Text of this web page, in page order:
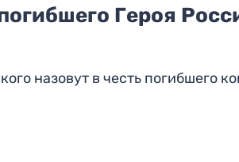
Героя
назовут в честь погибшего